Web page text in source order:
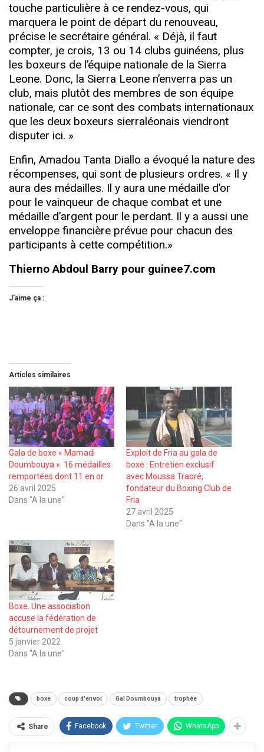
touche particulière à ce rendez-vous, qui
marquera le point de départ du renouveau,
précise le secrétaire général. « Déjà, il faut
compter, je crois, 13 ou 14 clubs guinéens, plus
les boxeurs de l’équipe nationale de la Sierra
Leone. Donc, la Sierra Leone n’enverra pas un
club, mais plutôt des membres de son équipe
nationale, car ce sont des combats internationaux
que les deux boxeurs sierraléonais viendront
disputer ici. »
Enfin, Amadou Tanta Diallo a évoqué la nature des
récompenses, qui sont de plusieurs ordres. « Il y
aura des médailles. Il y aura une médaille d’or
pour le vainqueur de chaque combat et une
médaille d’argent pour le perdant. Il y a aussi une
enveloppe financière prévue pour chacun des
participants à cette compétition.»
Thierno Abdoul Barry pour guinee7.com
J’aime ça :
Articles similaires
Gala de boxe « Mamadi
Doumbouya ». 16 médailles
remportées dont 11 en or
26 avril 2025
Dans "A la une"
Exploit de Fria au gala de
boxe : Entretien exclusif
avec Moussa Traoré,
fondateur du Boxing Club de
Fria
27 avril 2025
Dans "A la une"
Boxe. Une association
accuse la fédération de
détournement de projet
5 janvier 2022
Dans "A la une"
boxe coup d'envoi Gal Doumbouya trophée
Share Facebook Twitter WhatsApp